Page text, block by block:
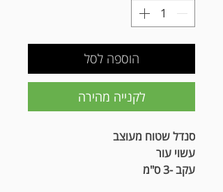
הוספה לסל
לקנייה מהירה
סנדל שטוח מעוצב
עשוי עור
עקב -3 ס"מ